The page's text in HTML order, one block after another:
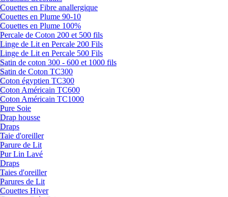
Couettes en Fibre anallergique
Couettes en Plume 90-10
Couettes en Plume 100%
Percale de Coton 200 et 500 fils
Linge de Lit en Percale 200 Fils
Linge de Lit en Percale 500 Fils
Satin de coton 300 - 600 et 1000 fils
Satin de Coton TC300
Coton égyptien TC300
Coton Américain TC600
Coton Américain TC1000
Pure Soie
Drap housse
Draps
Taie d'oreiller
Parure de Lit
Pur Lin Lavé
Draps
Taies d'oreiller
Parures de Lit
Couettes Hiver